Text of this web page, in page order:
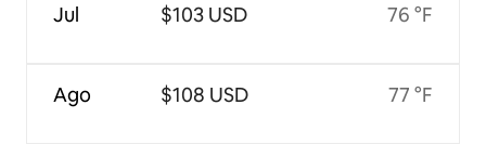
Jul
Ago
$103 USD
$108 USD
76 °F
77 °F